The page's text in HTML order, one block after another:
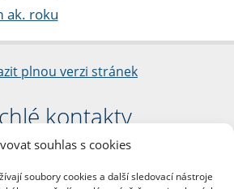
souhlas s cookies
soubory cookies a další sledovací nástroje
ak. roku
plnou verzi stránek
kontakty
Filozofická fakulta
Jana Palacha 1/2